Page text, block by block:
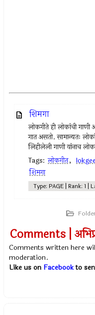
शिमगा
लोकगीते ही लोकांची
गात असतो. सामान्यतः
लिहीलेली गाणी यांनाच
Tags: लोकगीत,
शिमगा
Type: PAGE | Rank: 1 |
Comments |
Comments written here
moderation.
Like us on Facebookto